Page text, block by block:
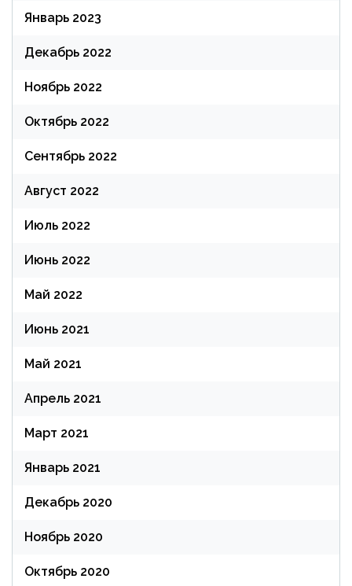
Январь 2023
Декабрь 2022
Ноябрь 2022
Октябрь 2022
Сентябрь 2022
Август 2022
Июль 2022
Июнь 2022
Май 2022
Июнь 2021
Май 2021
Апрель 2021
Март 2021
Январь 2021
Декабрь 2020
Ноябрь 2020
Октябрь 2020